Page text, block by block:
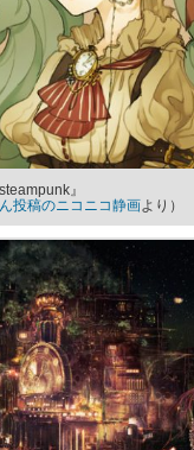
』
投稿のニコニコ静画より）